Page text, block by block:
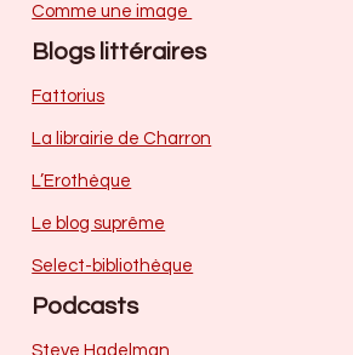
Comme une image
Blogs littéraires
Fattorius
La librairie de Charron
L’Erothèque
Le blog suprême
Select-bibliothèque
Podcasts
Steve Hadelman